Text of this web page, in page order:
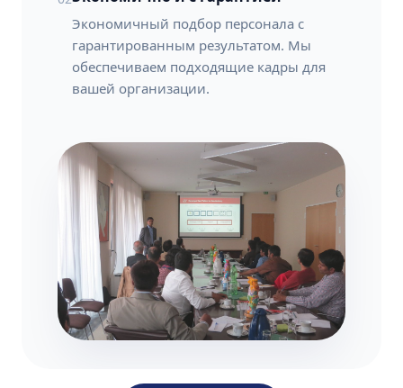
Экономичный подбор персонала с
гарантированным результатом. Мы
обеспечиваем подходящие кадры для
вашей организации.